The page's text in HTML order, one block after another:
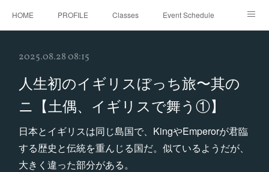
HOME PROFILE Classes Event Schedule
2025.08.28 08:15
人生初のイギリスぼっち旅〜其の
ニ【土偶、イギリスで舞う①】
日本とイギリスは同じ島国で、KingやEmperorが君臨
する歴史と伝統を重んじる国だ。似ているようだが、
大きく違った部分がある。